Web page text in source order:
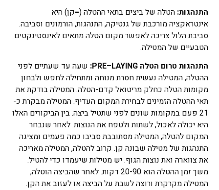
התנהגות: הטלה של ביצים בתאי ההטלה (=קן) היא
אינטראקציה מורכבת של גנטיקה, התנהגות, הורמונים וסביבה.
סביבת הלול צריכה לאפשר מקום הטלה מתאים לאינסטינקטים
הטבעיים של המטילה.
התנהגות טרום הטלה
PRE–LAYING
: שעה עד שעתיים לפני
ההטלה, המטילה נעשית חסרת מנוחה ומתחילה לחפש ולבחון
מקומות הטלה כחלק מריטואל קדם-הטלה. המטילה בודקת את
תאי ההטלה הזמינים לבחירת המקום העדיף. המטילה מבקרת כ-
21 פעם במקומות שונים לפני שתטיל ביצה. בין הביקורים האלו
היא יכולה לאכול, לשתות ולטפח את הנוצות. לאחר שנבחר
המקום להטלה, המטילה מסתובבת סביבו כמה פעמים ומציגה
התנהגות של מטילה שבונה קן. קרוב להטלה, המטילה מאריכה
את צווארה ואת נוצות הגוף. יש מטילות שיעמדו כדי להטיל.
משך זמן ההטלה הוא 20-90 דקות. לאחר שהביצה הוטלה,
המטילה מקרקרת ורוצה לשבת על הביצה או לעזוב את הקן.